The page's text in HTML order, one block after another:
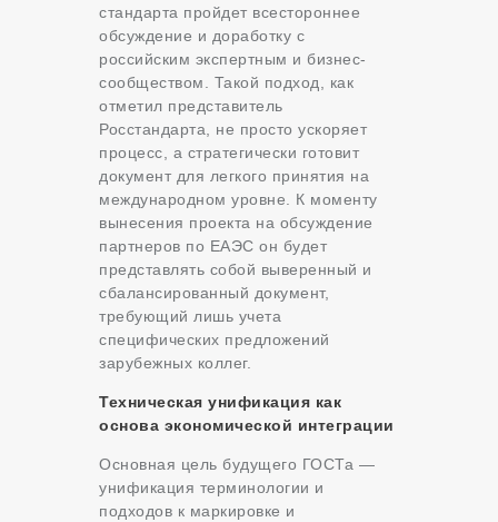
стандарта пройдет всестороннее
обсуждение и доработку с
российским экспертным и бизнес-
сообществом. Такой подход, как
отметил представитель
Росстандарта, не просто ускоряет
процесс, а стратегически готовит
документ для легкого принятия на
международном уровне. К моменту
вынесения проекта на обсуждение
партнеров по ЕАЭС он будет
представлять собой выверенный и
сбалансированный документ,
требующий лишь учета
специфических предложений
зарубежных коллег.
Техническая унификация как
основа экономической интеграции
Основная цель будущего ГОСТа —
унификация терминологии и
подходов к маркировке и